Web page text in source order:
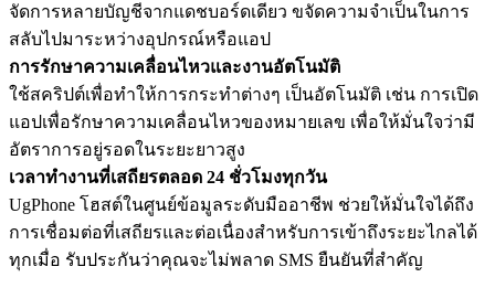
จัดการหลายบัญชีจากแดชบอร์ดเดียว ขจัดความจำเป็นในการ
สลับไปมาระหว่างอุปกรณ์หรือแอป
การรักษาความเคลื่อนไหวและงานอัตโนมัติ
ใช้สคริปต์เพื่อทำให้การกระทำต่างๆ เป็นอัตโนมัติ เช่น การเปิด
แอปเพื่อรักษาความเคลื่อนไหวของหมายเลข เพื่อให้มั่นใจว่ามี
อัตราการอยู่รอดในระยะยาวสูง
เวลาทำงานที่เสถียรตลอด 24 ชั่วโมงทุกวัน
UgPhone โฮสต์ในศูนย์ข้อมูลระดับมืออาชีพ ช่วยให้มั่นใจได้ถึง
การเชื่อมต่อที่เสถียรและต่อเนื่องสำหรับการเข้าถึงระยะไกลได้
ทุกเมื่อ รับประกันว่าคุณจะไม่พลาด SMS ยืนยันที่สำคัญ